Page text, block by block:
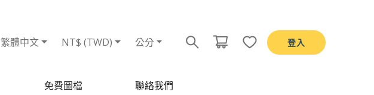
繁體中文 NT$ (TWD) 公分 登入
免費圖檔 聯絡我們